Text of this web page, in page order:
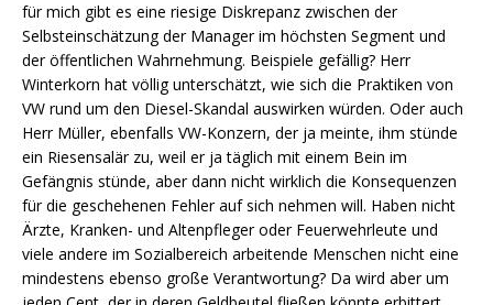
für mich gibt es eine riesige Diskrepanz zwischen der
Selbsteinschätzung der Manager im höchsten Segment und
der öffentlichen Wahrnehmung. Beispiele gefällig? Herr
Winterkorn hat völlig unterschätzt, wie sich die Praktiken von
VW rund um den Diesel-Skandal auswirken würden. Oder auch
Herr Müller, ebenfalls VW-Konzern, der ja meinte, ihm stünde
ein Riesensalär zu, weil er ja täglich mit einem Bein im
Gefängnis stünde, aber dann nicht wirklich die Konsequenzen
für die geschehenen Fehler auf sich nehmen will. Haben nicht
Ärzte, Kranken- und Altenpfleger oder Feuerwehrleute und
viele andere im Sozialbereich arbeitende Menschen nicht eine
mindestens ebenso große Verantwortung? Da wird aber um